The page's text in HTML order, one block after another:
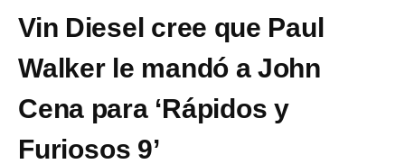
Vin Diesel cree que Paul
Walker le mandó a John
Cena para ‘Rápidos y
Furiosos 9’